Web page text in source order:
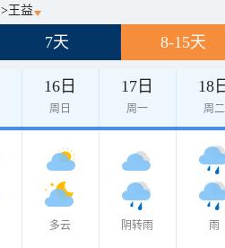
> 王益
7天 8-15天
16日
周日
17日
周一
18
周二
多云 阴转雨 雨